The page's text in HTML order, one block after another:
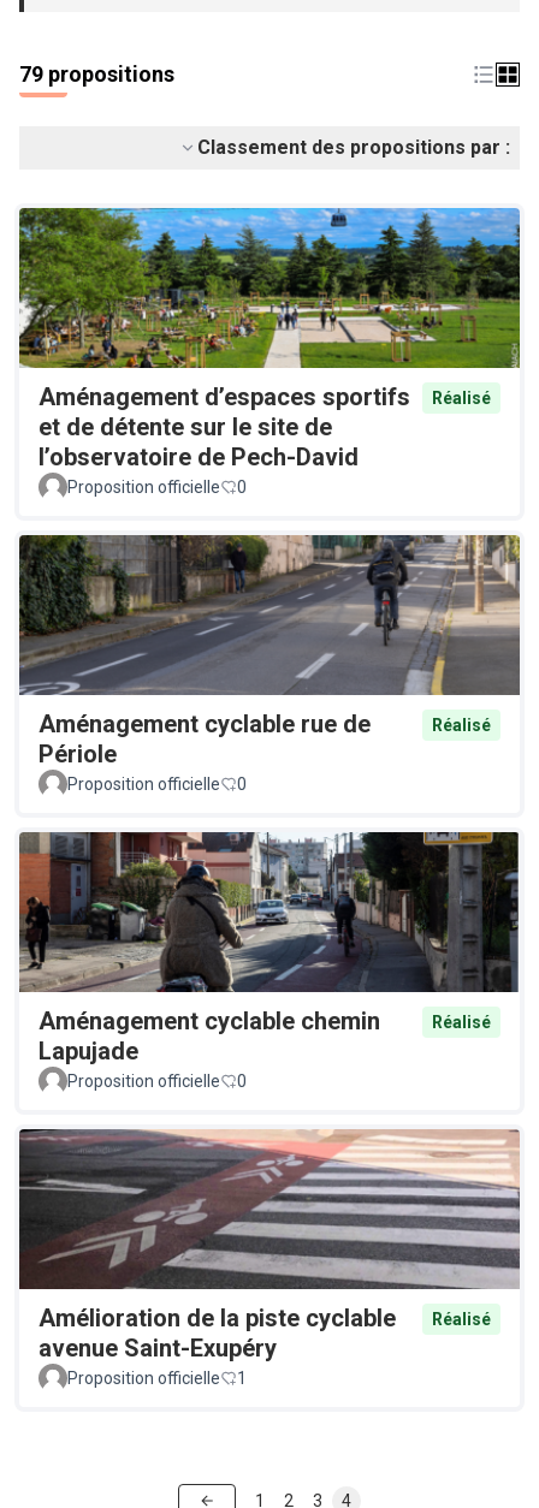
79 propositions
Classement des propositions par :
Aménagement d’espaces sportifs
et de détente sur le site de
l’observatoire de Pech-David
Réalisé
Proposition officielle 0
Aménagement cyclable rue de
Périole
Réalisé
Proposition officielle 0
Aménagement cyclable chemin
Lapujade
Réalisé
Proposition officielle 0
Amélioration de la piste cyclable
avenue Saint-Exupéry
Réalisé
Proposition officielle 1
1 2 3 4